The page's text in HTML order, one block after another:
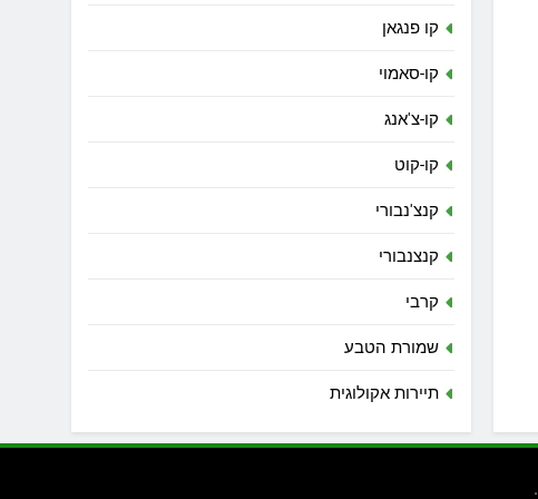
קו פנגאן
קו-סאמוי
קו-צ'אנג
קו-קוט
קנצ'נבורי
קנצנבורי
קרבי
שמורת הטבע
תיירות אקולוגית
.